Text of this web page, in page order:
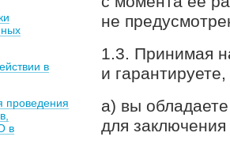
в
проведения
в
не
1.3. Принимая
и гарантируете,
а) вы
для